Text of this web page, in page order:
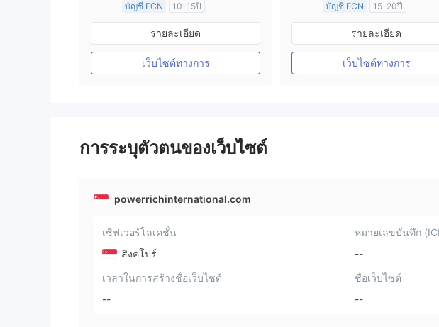
บัญชี ECN
10-15ปี
การกำกับดูแล ออสเตรเลีย
ใบอนุญาต MT4 แบบเต็ม
รายละเอียด
เว็บไซต์ทางการ
บัญชี ECN
15-20ปี
การกำกับดูแล สหราชอาณาจัก
ใบอนุญาต MT4 แบบเต็ม
รายละเอียด
เว็บไซต์ทางการ
การระบุตัวตนของเว็บไซต์
powerrichinternational.com
เซิฟเวอร์โลเคชั่น
สิงคโปร์
หมายเลขบันทึก
--
เวลาในการสร้างชื่อเว็บไซต์
--
ชื่อเว็บไซต์
--